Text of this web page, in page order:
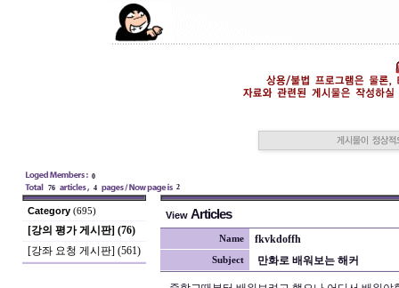
0
76
4 2
Category (695)
[강의 평가 게시판] (76)
[강좌 요청 게시판] (561)
View Articles
Name fkvkdoffh
Subject 만화로 배워보는 해커